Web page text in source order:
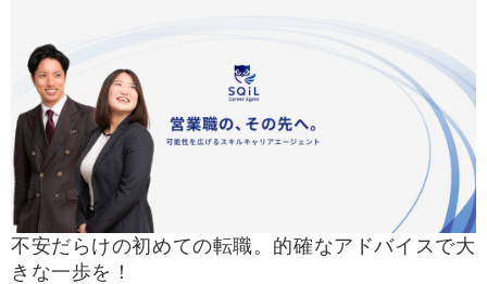
不安だらけの初めての転職。的確なアドバイスで大
きな一歩を！